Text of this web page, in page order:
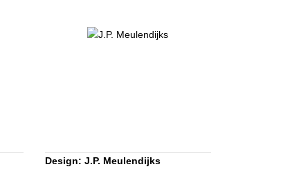
Design: J.P. Meulendijks